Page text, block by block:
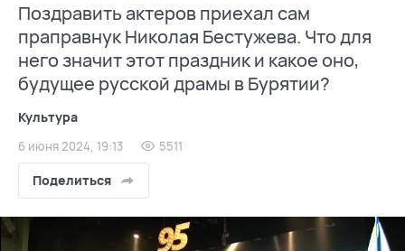
Поздравить актеров приехал сам
праправнук Николая Бестужева. Что для
него значит этот праздник и какое оно,
будущее русской драмы в Бурятии?
Культура
6 июня 2024, 19:13 5511
Поделиться